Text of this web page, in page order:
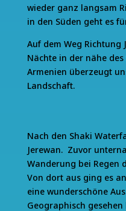
wieder ganz langsam
in den Süden geht es
Auf dem Weg Richtung
Nächte in der nähe
Armenien überzeugt
Landschaft.
Nach den Shaki
Jerewan. Zuvor
Wanderung bei Regen
Von dort aus ging es
eine wunderschöne
Geographisch